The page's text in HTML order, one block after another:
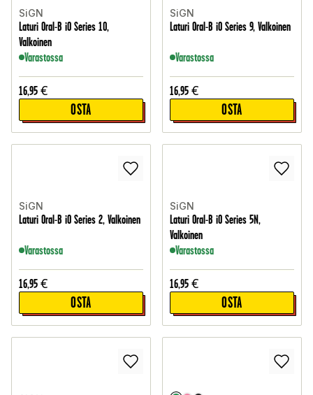
SiGN
Laturi Oral-B iO Series 10,
Valkoinen
Varastossa
16,95 €
OSTA
SiGN
Laturi Oral-B iO Series 9, Valkoinen
Varastossa
16,95 €
OSTA
SiGN
Laturi Oral-B iO Series 2, Valkoinen
Varastossa
16,95 €
OSTA
SiGN
Laturi Oral-B iO Series 5N,
Valkoinen
Varastossa
16,95 €
OSTA